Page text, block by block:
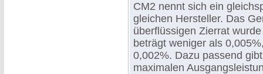
CM2 nennt sich ein
gleichen Hersteller. Das
überflüssigen Zierrat
beträgt weniger als
0,002%. Dazu passend
maximalen